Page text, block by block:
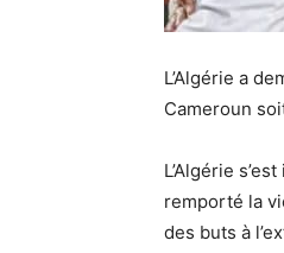
L’Algérie a
Cameroun
L’Algérie
remporté la
des buts à